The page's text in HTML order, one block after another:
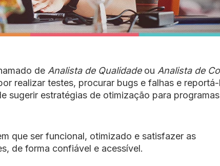
de Analista de Qualidadeou Analista de
realizar testes, procurar bugs e falhas e
sugerir estratégias de otimização para
que ser funcional, otimizado e satisfazer as
de forma confiável e acessível.